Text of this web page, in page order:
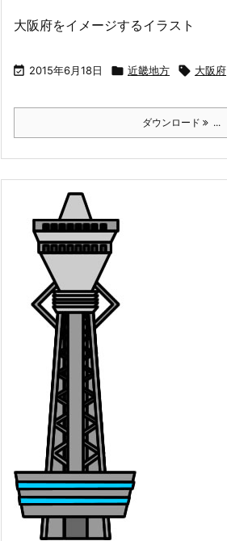
大阪府をイメージするイラスト
 2015年6月18日  近畿地方  大阪府
ダウンロード ...